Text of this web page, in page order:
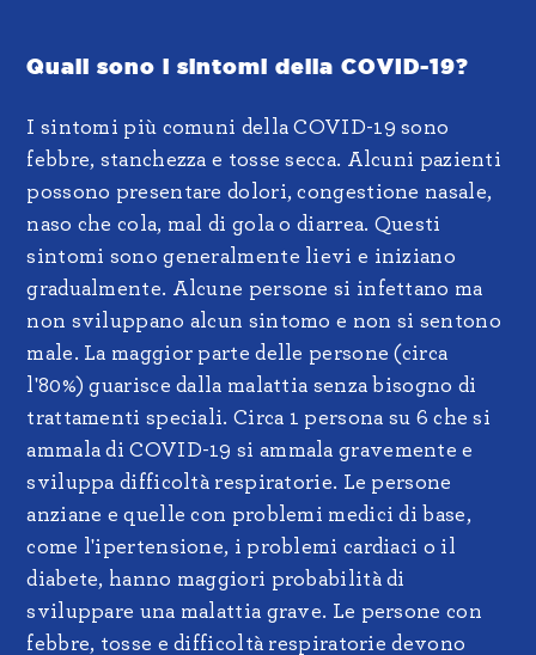
Quali sono i sintomi della COVID-19?
I sintomi più comuni della COVID-19 sono
febbre, stanchezza e tosse secca. Alcuni pazienti
possono presentare dolori, congestione nasale,
naso che cola, mal di gola o diarrea. Questi
sintomi sono generalmente lievi e iniziano
gradualmente. Alcune persone si infettano ma
non sviluppano alcun sintomo e non si sentono
male. La maggior parte delle persone (circa
l'80%) guarisce dalla malattia senza bisogno di
trattamenti speciali. Circa 1 persona su 6 che si
ammala di COVID-19 si ammala gravemente e
sviluppa difficoltà respiratorie. Le persone
anziane e quelle con problemi medici di base,
come l'ipertensione, i problemi cardiaci o il
diabete, hanno maggiori probabilità di
sviluppare una malattia grave. Le persone con
febbre, tosse e difficoltà respiratorie devono